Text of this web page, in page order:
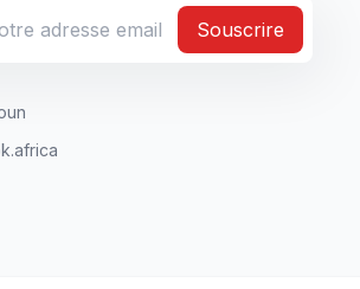
Souscrire